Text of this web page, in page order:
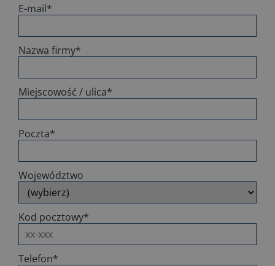
E-mail*
Nazwa firmy*
Miejscowość / ulica*
Poczta*
Województwo
Kod pocztowy*
Telefon*